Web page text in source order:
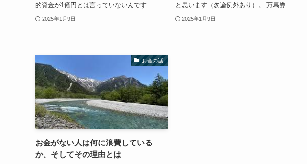
的資金が1億円とは言っていないんです...
2025年1月9日
と思います（勿論例外あり）。 万馬券...
2025年1月9日
お金の話
お金がない人は何に浪費している
か、そしてその理由とは